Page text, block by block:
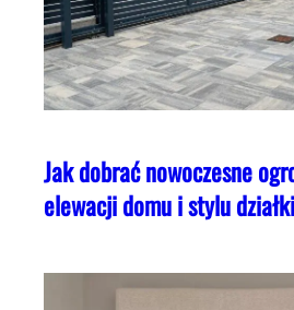
Jak dobrać nowoczesne
elewacji domu i stylu